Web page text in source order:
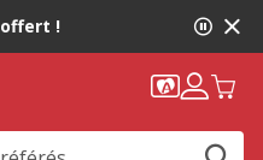
offert !